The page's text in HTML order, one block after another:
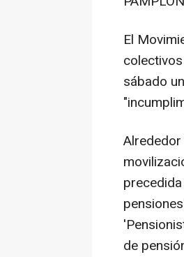
El
sábado
de